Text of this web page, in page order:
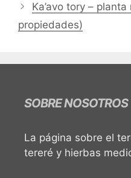
Ka’avo tory –
propiedades)
SOBRE NOSOTROS
La página sobre el
tereré y hierbas